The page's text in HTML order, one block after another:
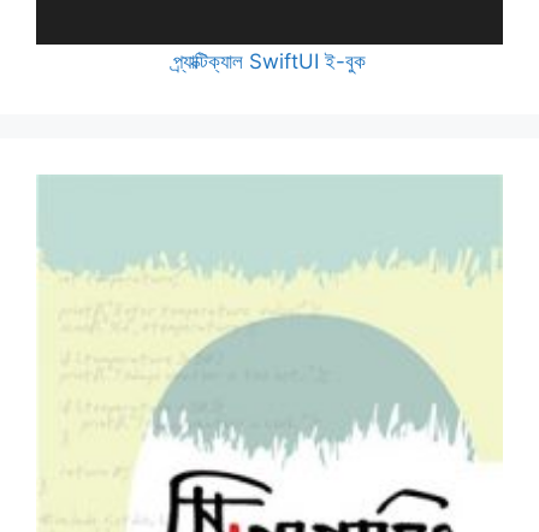
প্র্যাক্টিক্যাল SwiftUI ই-বুক